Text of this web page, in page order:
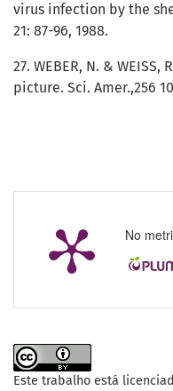
No
virus infection by the
21: 87-96, 1988.
27. WEBER, N. &
picture. Sci. Amer.,256
Este trabalho está